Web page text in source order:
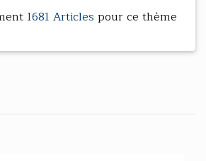
1681 Articles pour ce thème